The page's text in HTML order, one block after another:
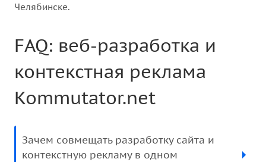
Челябинске.
FAQ: веб-разработка и
контекстная реклама
Kommutator.net
Зачем совмещать разработку сайта и
контекстную рекламу в одном